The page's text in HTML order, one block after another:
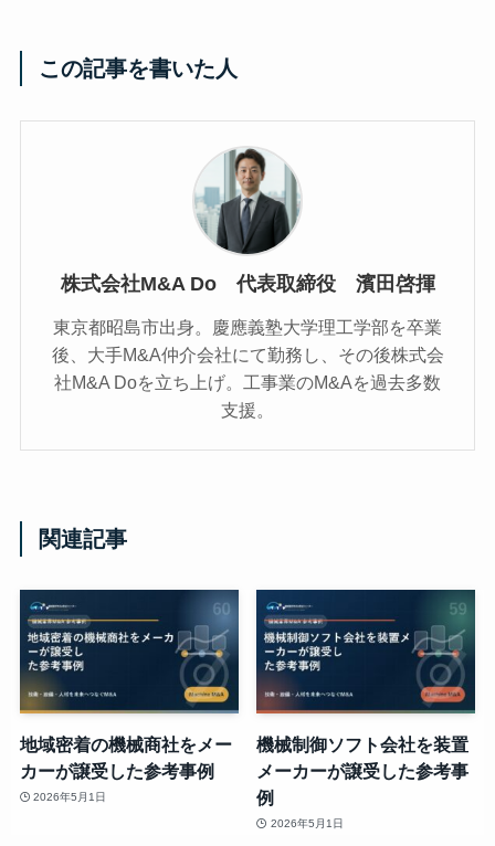
この記事を書いた人
株式会社M&A Do 代表取締役 濱田啓揮
東京都昭島市出身。慶應義塾大学理工学部を卒業
後、大手M&A仲介会社にて勤務し、その後株式会
社M&A Doを立ち上げ。工事業のM&Aを過去多数
支援。
関連記事
地域密着の機械商社をメー
カーが譲受した参考事例
2026年5月1日
機械制御ソフト会社を装置
メーカーが譲受した参考事
例
2026年5月1日